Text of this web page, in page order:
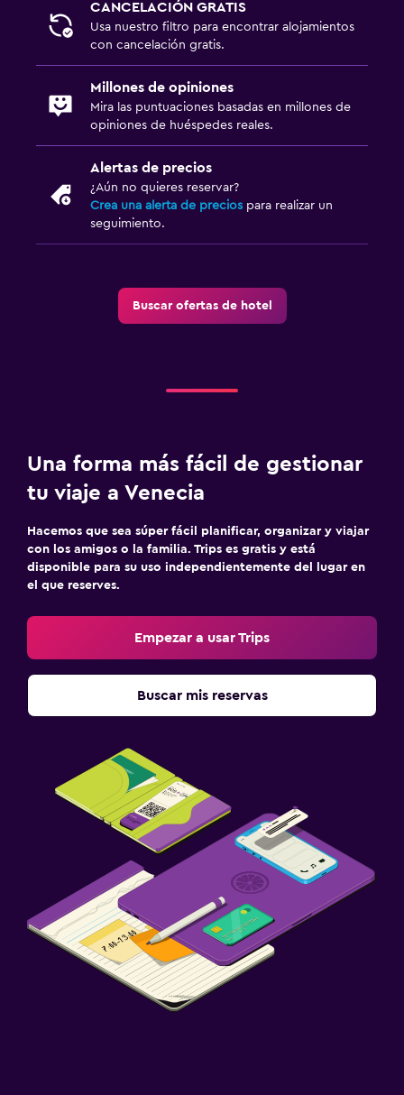
CANCELACIÓN GRATIS
Usa nuestro filtro para encontrar alojamientos
con cancelación gratis.
Millones de opiniones
Mira las puntuaciones basadas en millones de
opiniones de huéspedes reales.
Alertas de precios
¿Aún no quieres reservar?
Crea una alerta de precios para realizar un
seguimiento.
Buscar ofertas de hotel
Una forma más fácil de gestionar
tu viaje a Venecia
Hacemos que sea súper fácil planificar, organizar y viajar
con los amigos o la familia. Trips es gratis y está
disponible para su uso independientemente del lugar en
el que reserves.
Empezar a usar Trips
Buscar mis reservas